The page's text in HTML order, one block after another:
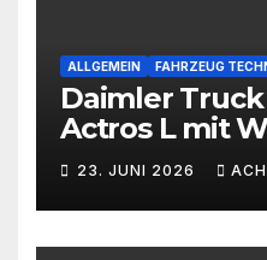
ALLGEMEIN FAHRZEUG
Daimler Truck
Actros L mit
23. JUNI 2026